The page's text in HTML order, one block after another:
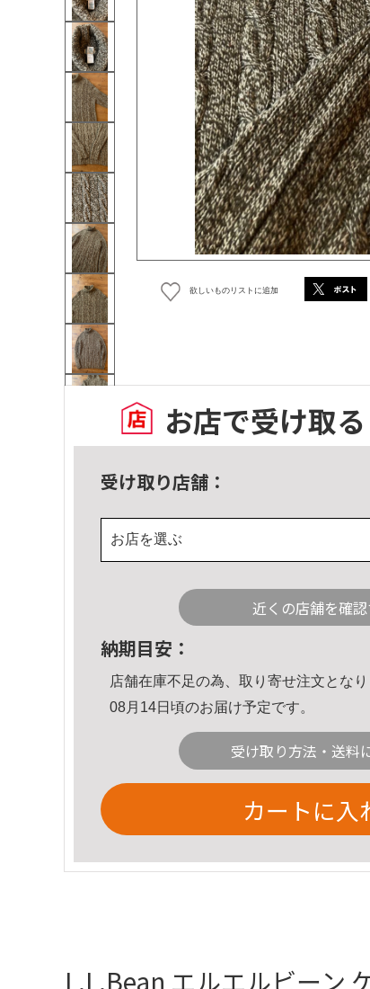
欲しいものリストに追加
お店で受け取る
受け取り店舗：
お店を選ぶ
近くの店舗を確認
納期目安：
店舗在庫不足の為、取り寄せ注文となり
08月14日頃のお届け予定です。
受け取り方法・送料
カートに入
L.L.Bean エルエルビーン